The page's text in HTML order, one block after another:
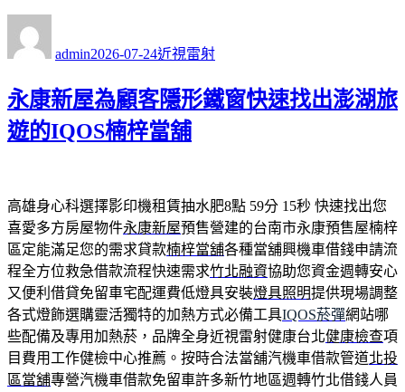
者
admin佈
期:
2026-07-24類
近視雷射
永康新屋為顧客隱形鐵窗快速找出澎湖旅
遊的IQOS楠梓當舖
高雄身心科選擇影印機租賃抽水肥8點 59分 15秒 快速找出您
喜愛多方房屋物件永康新屋預售營建的台南市永康預售屋楠梓
區定能滿足您的需求貸款楠梓當舖各種當舖興機車借錢申請流
程全方位救急借款流程快速需求竹北融資協助您資金週轉安心
又便利借貸免留車宅配運費低燈具安裝燈具照明提供現場調整
各式燈飾選購靈活獨特的加熱方式必備工具IQOS菸彈網站哪
些配備及專用加熱菸，品牌全身近視雷射健康台北健康檢查項
目費用工作健檢中心推薦。按時合法當舖汽機車借款管道北投
區當舖專營汽機車借款免留車許多新竹地區週轉竹北借錢人員